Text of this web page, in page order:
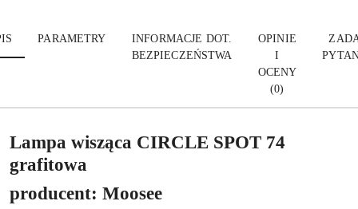
PARAMETRY
INFORMACJE DOT.
BEZPIECZEŃSTWA
OPINIE
I
OCENY
(0)
Lampa wisząca CIRCLE SPOT 74
grafitowa
producent: Moosee